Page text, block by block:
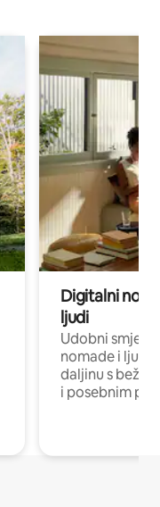
Digitalni
ljudi
Udobni
nomade i ljude
daljinu s
i posebnim